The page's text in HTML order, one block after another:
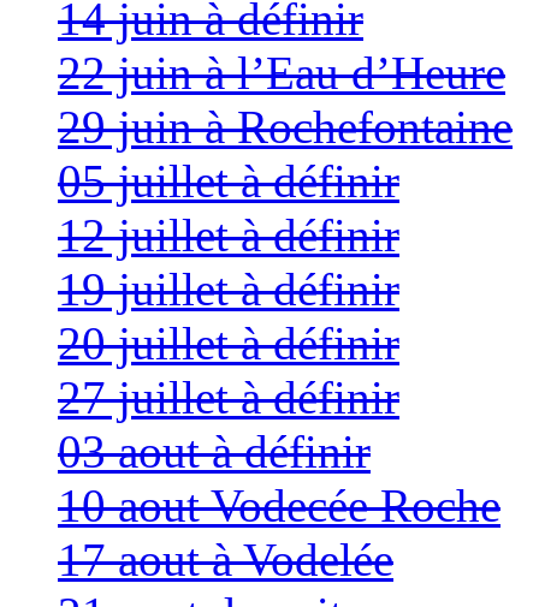
14 juin à définir
22 juin à l’Eau d’Heure
29 juin à Rochefontaine
05 juillet à définir
12 juillet à définir
19 juillet à définir
20 juillet à définir
27 juillet à définir
03 aout à définir
10 aout Vodecée Roche
17 aout à Vodelée